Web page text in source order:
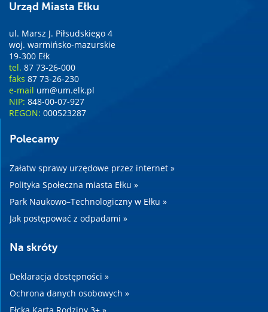
Urząd Miasta Ełku
ul. Marsz J. Piłsudskiego 4
woj. warmińsko-mazurskie
19-300 Ełk
tel. 87 73-26-000
faks 87 73-26-230
e-mail um@um.elk.pl
NIP: 848-00-07-927
REGON: 000523287
Polecamy
Załatw sprawy urzędowe przez internet »
Polityka Społeczna miasta Ełku »
Park Naukowo–Technologiczny w Ełku »
Jak postępować z odpadami »
Na skróty
Deklaracja dostępności »
Ochrona danych osobowych »